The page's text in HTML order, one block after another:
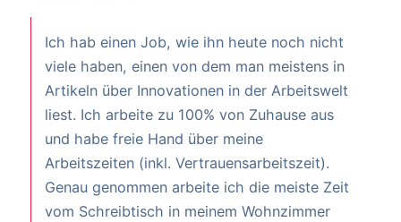
Ich hab einen Job, wie ihn heute noch nicht
viele haben, einen von dem man meistens in
Artikeln über Innovationen in der Arbeitswelt
liest. Ich arbeite zu 100% von Zuhause aus
und habe freie Hand über meine
Arbeitszeiten (inkl. Vertrauensarbeitszeit).
Genau genommen arbeite ich die meiste Zeit
vom Schreibtisch in meinem Wohnzimmer